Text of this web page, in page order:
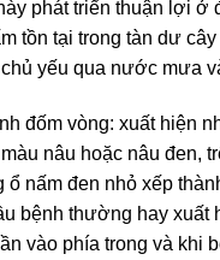
phát triển thuận lợi ở
tồn tại trong tàn dư
yếu qua nước mưa
đốm vòng: xuất hiện
nâu hoặc nâu đen,
ổ nấm đen nhỏ xếp
bệnh thường hay xuất
vào phía trong và khi